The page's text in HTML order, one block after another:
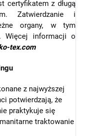
certyfikatem z długą
Zatwierdzanie i
organy, w tym
Więcej informacji o
tex.com
z najwyższej
potwierdzają, że
praktykuje się
traktowanie